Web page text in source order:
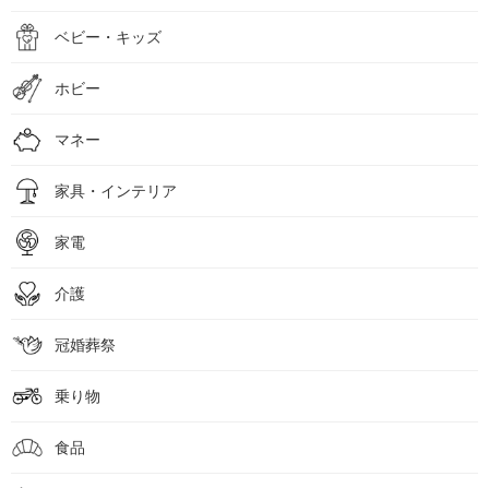
ベビー・キッズ
ホビー
マネー
家具・インテリア
家電
介護
冠婚葬祭
乗り物
食品